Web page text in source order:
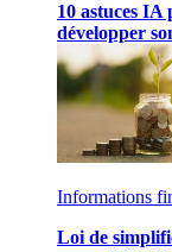
10 astuces
développer
Informations
Loi de